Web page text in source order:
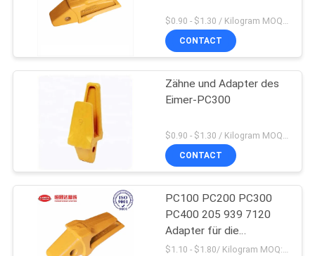
CONTACT
Zähne und Adapter des
Eimer-PC300
CONTACT
PC100 PC200 PC300
PC400 205 939 7120
Adapter für die
Bergbauindustrie
$1.10 - $1.80/ Kilogram MOQ:100 Kilogramm/Kilogramm